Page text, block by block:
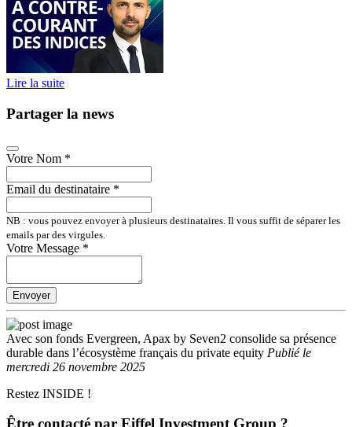
Lire la suite
Partager la news
Votre Nom *
Email du destinataire *
NB : vous pouvez envoyer à plusieurs destinataires. Il vous suffit de séparer les
emails par des virgules.
Votre Message *
Envoyer
Avec son fonds Evergreen, Apax by Seven2 consolide sa présence
durable dans l’écosystème français du private equity Publiéle
mercredi 26 novembre 2025
Restez INSIDE !
Être contacté par Eiffel Investment Group ?